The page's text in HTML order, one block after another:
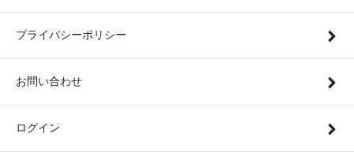
プライバシーポリシー
お問い合わせ
ログイン